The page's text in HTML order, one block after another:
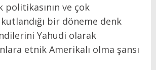
ve çok
bir döneme denk
Yahudi olarak
etnik Amerikalı olma şansı